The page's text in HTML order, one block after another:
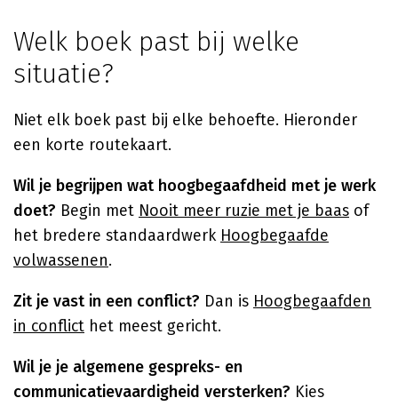
Welk boek past bij welke
situatie?
Niet elk boek past bij elke behoefte. Hieronder
een korte routekaart.
Wil je begrijpen wat hoogbegaafdheid met je werk
doet? Begin met Nooit meer ruzie met je baas of
het bredere standaardwerk Hoogbegaafde
volwassenen.
Zit je vast in een conflict? Dan is Hoogbegaafden
in conflict het meest gericht.
Wil je je algemene gespreks- en
communicatievaardigheid versterken? Kies